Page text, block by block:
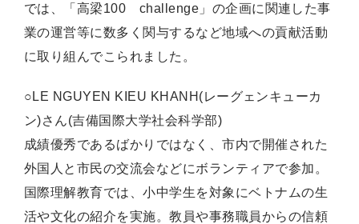
では、「高梁100 challenge」の企画に関連した事
業の運営等に数多く関与するなど地域への貢献活動
に取り組んでこられました。
○LE NGUYEN KIEU KHANH(レーグェンキューカ
ン)さん(吉備国際大学社会科学部)
成績優秀であるばかりではなく、市内で開催された
外国人と市民の交流会などにボランティアで参加。
国際理解教育では、小中学生を対象にベトナムの生
活や文化の紹介を実施。教員や事務職員からの信頼